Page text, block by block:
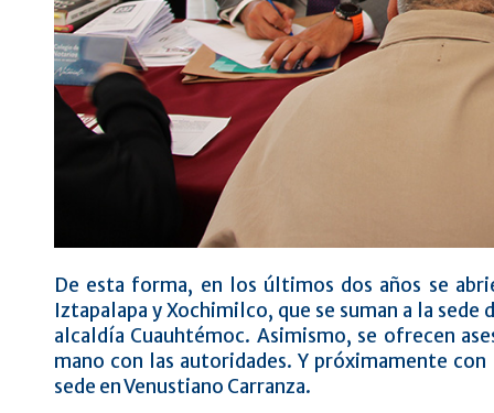
De esta forma, en los últimos dos años se
Iztapalapa y Xochimilco, que se suman a la
alcaldía Cuauhtémoc. Asimismo, se ofrecen
mano con las autoridades. Y próximamente
sede en Venustiano Carranza.